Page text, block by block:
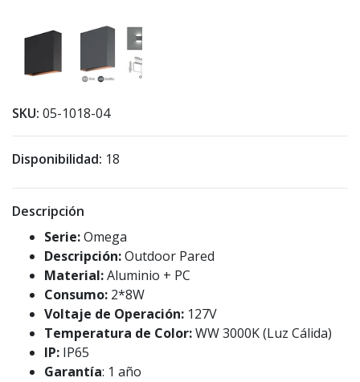
SKU: 05-1018-04
Disponibilidad: 18
Descripción
Serie:Omega
Descripción:Outdoor Pared
Material:Aluminio + PC
Consumo: 2*8W
Voltaje de Operación: 127V
Temperatura de Color:WW 3000K (Luz Cálida)
IP: IP65
Garantía: 1 año